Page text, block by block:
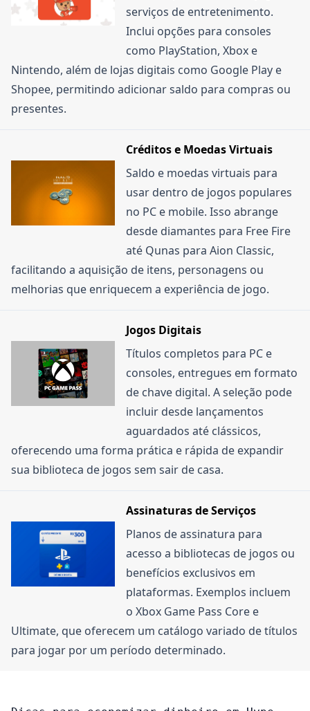
se há alguma condição específica de pagamento.
Alguns cupons também são direcionados para
categorias ou valores mínimos de compra. Em
caso de dúvida, o suporte da Hype Games pode
ajudar.
serviços de entretenimento.
Inclui opções para consoles
como PlayStation, Xbox e
Nintendo, além de lojas digitais como Google Play e
Shopee, permitindo adicionar saldo para compras ou
presentes.
Créditos e Moedas Virtuais
Saldo e moedas virtuais para
usar dentro de jogos populares
no PC e mobile. Isso abrange
desde diamantes para Free Fire
até Qunas para Aion Classic,
facilitando a aquisição de itens, personagens ou
melhorias que enriquecem a experiência de jogo.
Jogos Digitais
Títulos completos para PC e
consoles, entregues em formato
de chave digital. A seleção pode
incluir desde lançamentos
aguardados até clássicos,
oferecendo uma forma prática e rápida de expandir
sua biblioteca de jogos sem sair de casa.
Assinaturas de Serviços
Planos de assinatura para
acesso a bibliotecas de jogos ou
benefícios exclusivos em
plataformas. Exemplos incluem
o Xbox Game Pass Core e
Ultimate, que oferecem um catálogo variado de títulos
para jogar por um período determinado.